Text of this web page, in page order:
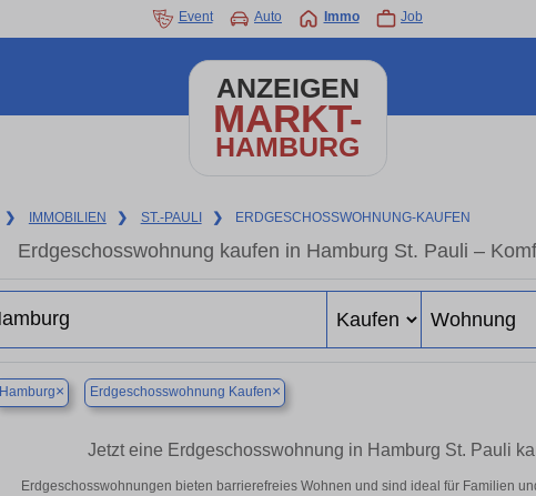
Event Auto Immo Job
ANZEIGEN
MARKT-
HAMBURG
❯ IMMOBILIEN ❯ ST.-PAULI ❯ ERDGESCHOSSWOHNUNG-KAUFEN
Erdgeschosswohnung kaufen in Hamburg St. Pauli –
Hamburg× Erdgeschosswohnung Kaufen×
Jetzt eine Erdgeschosswohnung in Hamburg St. Pauli
Erdgeschosswohnungen bieten barrierefreies Wohnen und sind ideal für Familien